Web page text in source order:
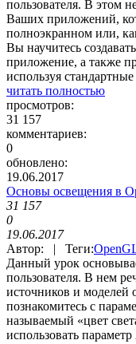
пользователя. В этом
Ваших приложений,
полноэкранном или,
Вы научитесь
приложение, а также
используя
читать полностью
просмотров:
31 157
комментариев:
0
обновлено:
19.06.2017
Основы освещения в
31 157
0
19.06.2017
Автор: | Теги:
Данный урок
пользователя. В нем
источников и моделей
познакомитесь с
называемый «цвет
использовать